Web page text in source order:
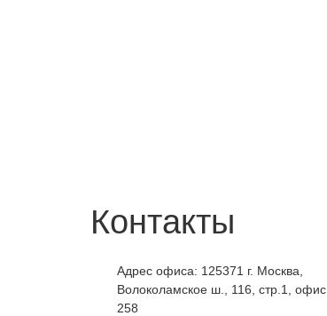
Контакты
Адрес офиса: 125371 г. Москва
Волоколамское ш., 116, стр.1, офис
258